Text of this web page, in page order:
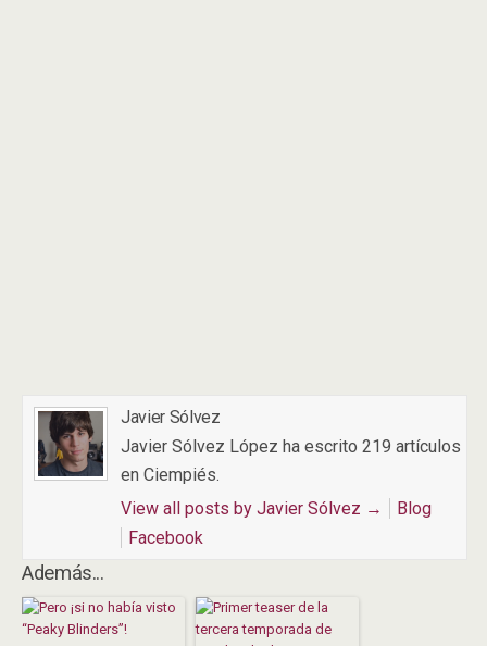
Javier Sólvez
Javier Sólvez López ha escrito 219 artículos
en Ciempiés.
View all posts by Javier Sólvez →
Blog
Facebook
Además...